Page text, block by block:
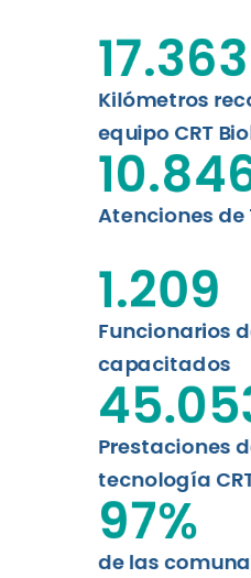
Leer más
Kilómetros
equipo CRT
17.363
Atenciones
Funcionarios
capacitados
1.209
Prestaciones
tecnología
de las
97%